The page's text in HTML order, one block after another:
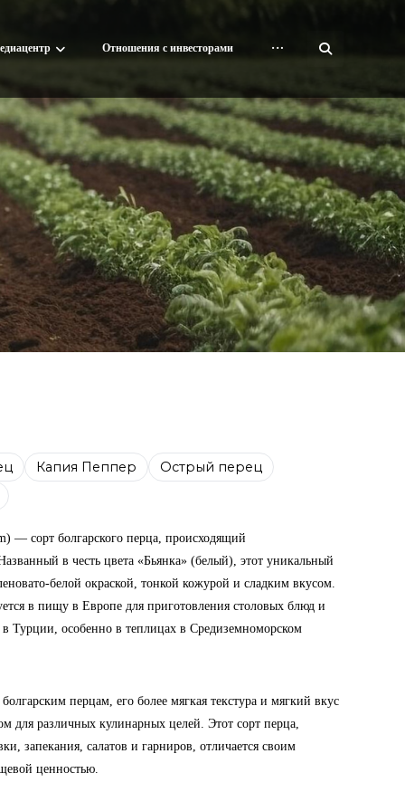
Отношения с инвесторами
Капия Пеппер Острый перец
— сорт болгарского перца, происходящий
в честь цвета «Бьянка» (белый), этот уникальный
белой окраской, тонкой кожурой и сладким вкусом.
в пищу в Европе для приготовления столовых блюд и
в Турции, особенно в теплицах в Средиземноморском
перцам, его более мягкая текстура и мягкий вкус
для различных кулинарных целей. Этот сорт перца,
запекания, салатов и гарниров, отличается своим
ценностью.